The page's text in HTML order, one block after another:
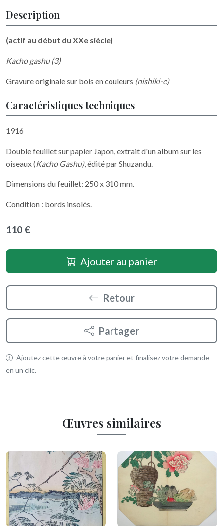
Description
(actif au début du XXe siècle)
Kacho gashu (3)
Gravure originale sur bois en couleurs (nishiki-e)
Caractéristiques techniques
1916
Double feuillet sur papier Japon, extrait d'un album sur les
oiseaux (Kacho Gashu), édité par Shuzandu.
Dimensions du feuillet: 250 x 310 mm.
Condition : bords insolés.
110 €
Ajouter au panier
Retour
Partager
Ajoutez cette œuvre à votre panier et finalisez votre demande
en un clic.
Œuvres similaires